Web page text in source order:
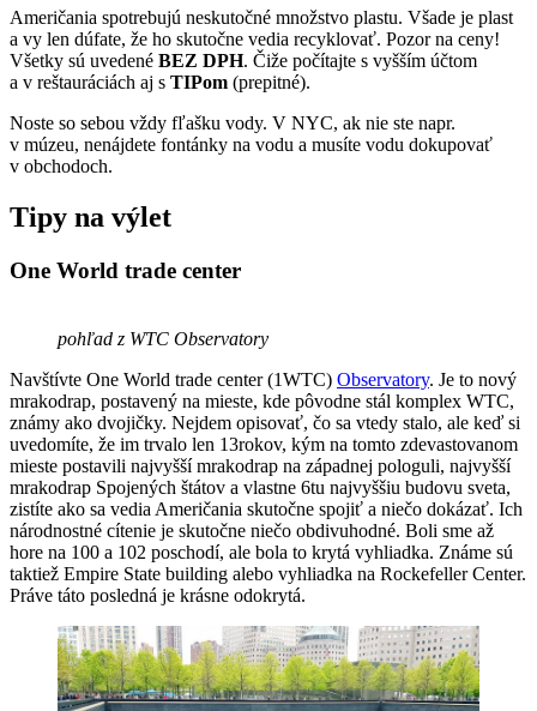
Američania spotrebujú neskutočné množstvo plastu. Všade je plast
a vy len dúfate, že ho skutočne vedia recyklovať. Pozor na ceny!
Všetky sú uvedené BEZ DPH. Čiže počítajte s vyšším účtom
a v reštauráciách aj s TIPom (prepitné).
Noste so sebou vždy fľašku vody. V NYC, ak nie ste napr.
v múzeu, nenájdete fontánky na vodu a musíte vodu dokupovať
v obchodoch.
Tipy na výlet
One World trade center
pohľad z WTC Observatory
Navštívte One World trade center (1WTC) Observatory. Je to nový
mrakodrap, postavený na mieste, kde pôvodne stál komplex WTC,
známy ako dvojičky. Nejdem opisovať, čo sa vtedy stalo, ale keď si
uvedomíte, že im trvalo len 13rokov, kým na tomto zdevastovanom
mieste postavili najvyšší mrakodrap na západnej pologuli, najvyšší
mrakodrap Spojených štátov a vlastne 6tu najvyššiu budovu sveta,
zistíte ako sa vedia Američania skutočne spojiť a niečo dokázať. Ich
národnostné cítenie je skutočne niečo obdivuhodné. Boli sme až
hore na 100 a 102 poschodí, ale bola to krytá vyhliadka. Známe sú
taktiež Empire State building alebo vyhliadka na Rockefeller Center.
Práve táto posledná je krásne odokrytá.